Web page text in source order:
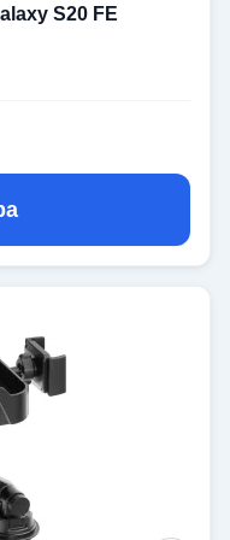
S20 FE